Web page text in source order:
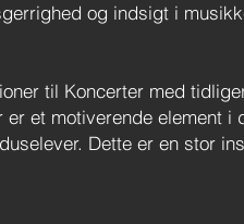
og indsigt i
til Koncerter med
er et motiverende element
Dette er en stor